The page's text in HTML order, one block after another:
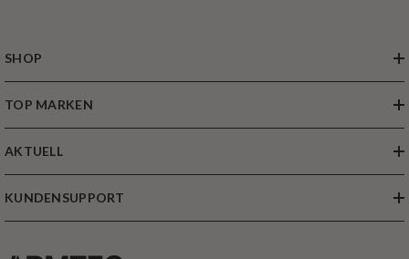
SHOP
TOP MARKEN
AKTUELL
KUNDENSUPPORT